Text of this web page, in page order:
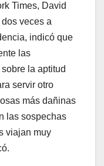
Times, David
veces a
indicó que
las
la aptitud
servir otro
más dañinas
las sospechas
viajan muy